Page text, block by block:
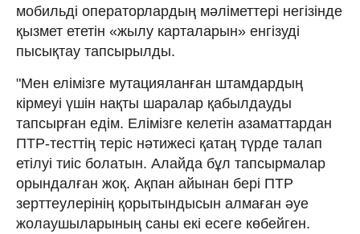
мобильді операторлардың мәліметтері негізінде
қызмет ететін «жылу карталарын» енгізуді
пысықтау тапсырылды.
"Мен елімізге мутацияланған штамдардың
кірмеуі үшін нақты шаралар қабылдауды
тапсырған едім. Елімізге келетін азаматтардан
ПТР-тесттің теріс нәтижесі қатаң түрде талап
етілуі тиіс болатын. Алайда бұл тапсырмалар
орындалған жоқ. Ақпан айынан бері ПТР
зерттеулерінің қорытындысын алмаған әуе
жолаушыларының саны екі есеге көбейген.